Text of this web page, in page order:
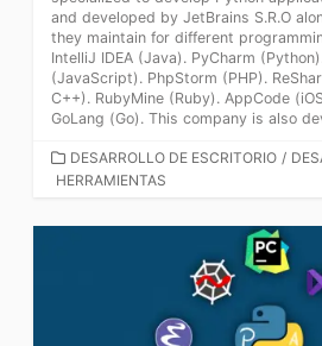
and developed by JetBrains S.R.O
they maintain for different
IntelliJ IDEA (Java). PyCharm
(JavaScript). PhpStorm (PHP).
C++). RubyMine (Ruby). AppCode
GoLang (Go). This company is also
CATEGORÍAS
DESARROLLO DE ESCRITORIO /
HERRAMIENTAS